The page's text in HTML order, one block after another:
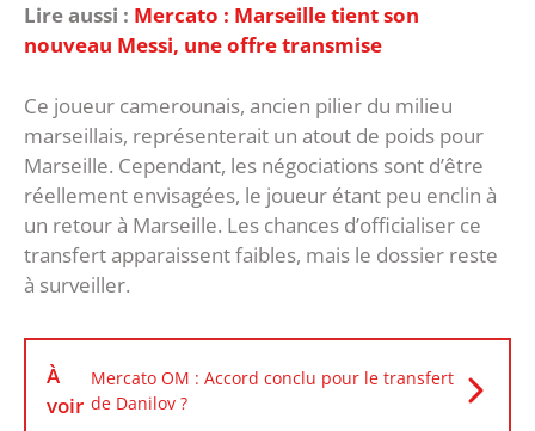
Lire aussi : Mercato : Marseille tient son
nouveau Messi, une offre transmise
Ce joueur camerounais, ancien pilier du milieu
marseillais, représenterait un atout de poids pour
Marseille. Cependant, les négociations sont d’être
réellement envisagées, le joueur étant peu enclin à
un retour à Marseille. Les chances d’officialiser ce
transfert apparaissent faibles, mais le dossier reste
à surveiller.
À
voir
Mercato OM : Accord conclu pour le transfert
de Danilov ?